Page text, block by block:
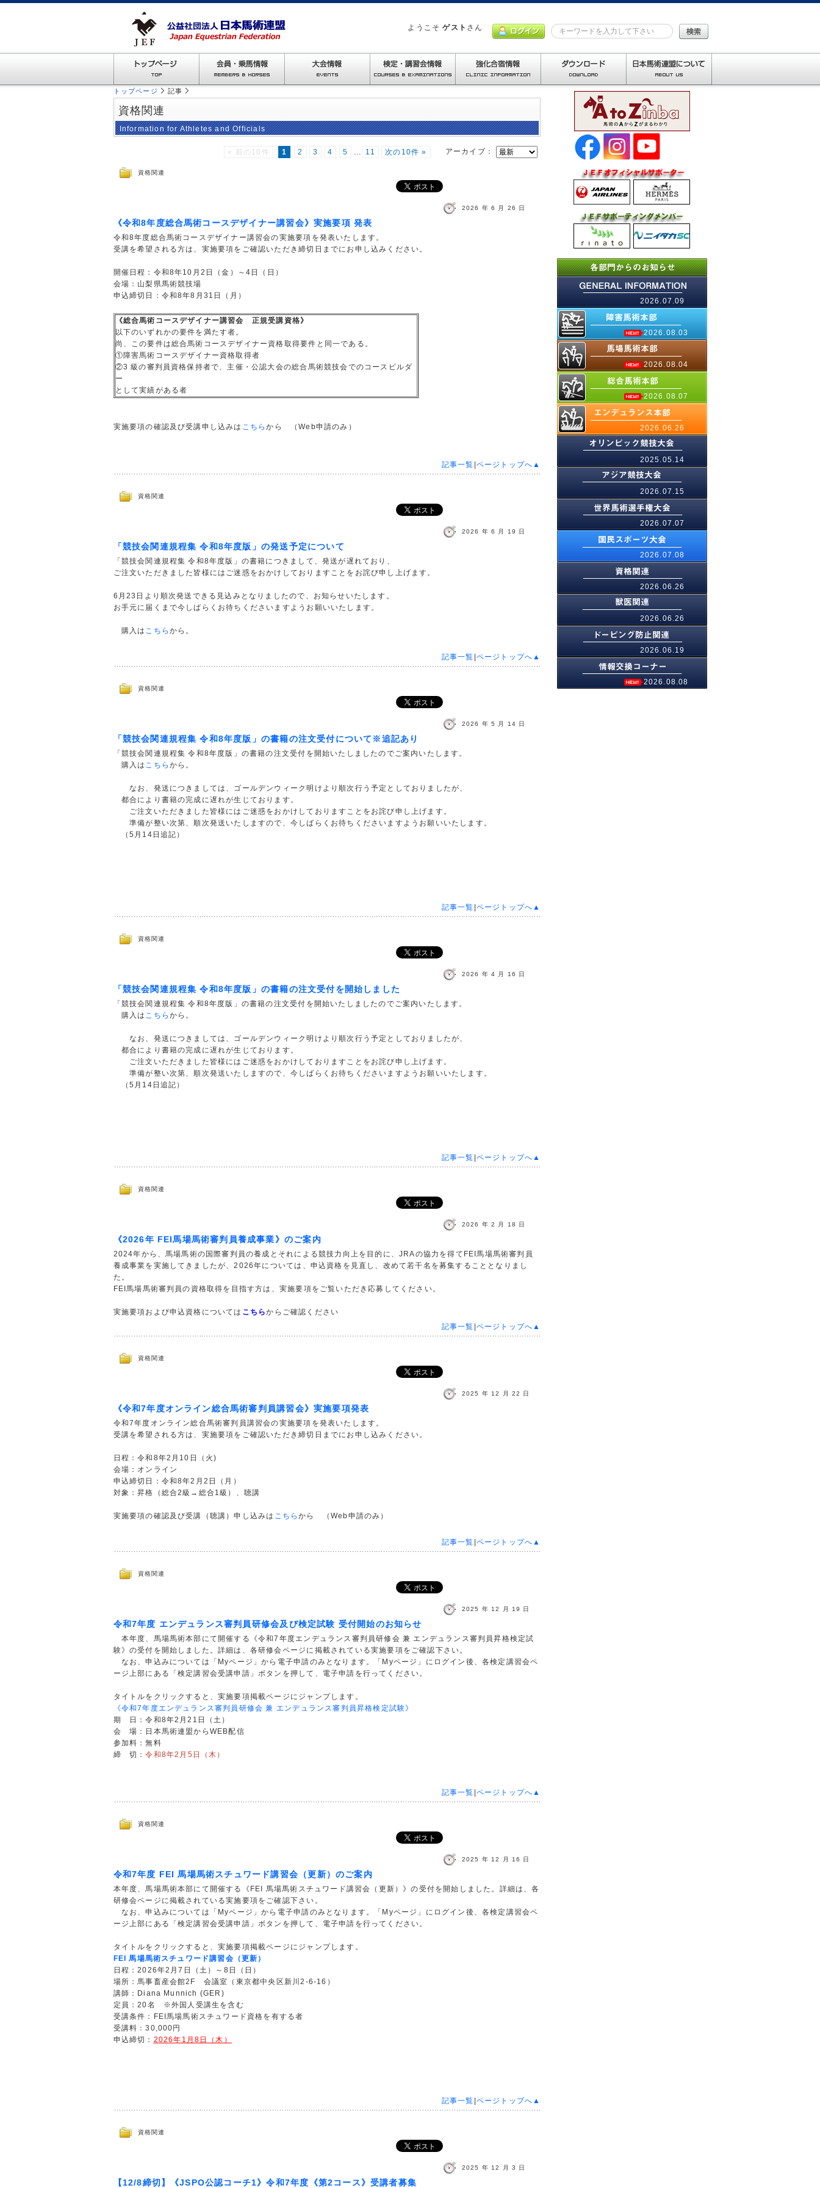
ようこそ ゲスト さん
トップページ 記事
資格関連
Information for Athletes and Officials
« 前の10件 1 2 3 4 5 ... 11 次の10件 » アーカイブ：
資格関連
2026 年 6 月 26 日
《令和8年度総合馬術コースデザイナー講習会》実施要項 発表
令和8年度総合馬術コースデザイナー講習会の実施要項を発表いたします。
受講を希望される方は、実施要項をご確認いただき締切日までにお申し込みください。
開催日程：令和8年10月2日（金）～4日（日）
会場：山梨県馬術競技場
申込締切日：令和8年8月31日（月）
《総合馬術コースデザイナー講習会 正規受講資格》
以下のいずれかの要件を満たす者。
尚、この要件は総合馬術コースデザイナー資格取得要件と同一である。
①障害馬術コースデザイナー資格取得者
②3 級の審判員資格保持者で、主催・公認大会の総合馬術競技会でのコースビルダ
ー
として実績がある者
実施要項の確認及び受講申し込みは こちらから （Web申請のみ）
記事一覧 ページトップへ▲
資格関連
2026 年 6 月 19 日
「競技会関連規程集 令和8年度版」の発送予定について
「競技会関連規程集 令和8年度版」の書籍につきまして、発送が遅れており、
ご注文いただきました皆様にはご迷惑をおかけしておりますことをお詫び申し上げます。
6月23日より順次発送できる見込みとなりましたので、お知らせいたします。
お手元に届くまで今しばらくお待ちくださいますようお願いいたします。
購入は こちら から。
記事一覧 ページトップへ▲
資格関連
2026 年 5 月 14 日
「競技会関連規程集 令和8年度版」の書籍の注文受付について※追記あり
「競技会関連規程集 令和8年度版」の書籍の注文受付を開始いたしましたのでご案内いたします。
購入は こちら から。
なお、発送につきましては、ゴールデンウィーク明けより順次行う予定としておりましたが、
都合により書籍の完成に遅れが生じております。
ご注文いただきました皆様にはご迷惑をおかけしておりますことをお詫び申し上げます。
準備が整い次第、順次発送いたしますので、今しばらくお待ちくださいますようお願いいたします。
（5月14日追記）
記事一覧 ページトップへ▲
資格関連
2026 年 4 月 16 日
「競技会関連規程集 令和8年度版」の書籍の注文受付を開始しました
「競技会関連規程集 令和8年度版」の書籍の注文受付を開始いたしましたのでご案内いたします。
購入は こちら から。
なお、発送につきましては、ゴールデンウィーク明けより順次行う予定としておりましたが、
都合により書籍の完成に遅れが生じております。
ご注文いただきました皆様にはご迷惑をおかけしておりますことをお詫び申し上げます。
準備が整い次第、順次発送いたしますので、今しばらくお待ちくださいますようお願いいたします。
（5月14日追記）
記事一覧 ページトップへ▲
資格関連
2026 年 2 月 18 日
《2026年 FEI馬場馬術審判員養成事業》のご案内
2024年から、馬場馬術の国際審判員の養成とそれによる競技力向上を目的に、JRAの協力を得てFEI馬場馬術審判員
養成事業を実施してきましたが、2026年については、申込資格を見直し、改めて若干名を募集することとなりまし
た。
FEI馬場馬術審判員の資格取得を目指す方は、実施要項をご覧いただき応募してください。
実施要項および申込資格については こちらからご確認ください
記事一覧 ページトップへ▲
資格関連
2025 年 12 月 22 日
《令和7年度オンライン総合馬術審判員講習会》実施要項発表
令和7年度オンライン総合馬術審判員講習会の実施要項を発表いたします。
受講を希望される方は、実施要項をご確認いただき締切日までにお申し込みください。
日程：令和8年2月10日（火)
会場：オンライン
申込締切日：令和8年2月2日（月）
対象：昇格（総合2級→総合1級）、聴講
実施要項の確認及び受講（聴講）申し込みは こちらから （Web申請のみ）
記事一覧 ページトップへ▲
資格関連
2025 年 12 月 19 日
令和7年度 エンデュランス審判員研修会及び検定試験 受付開始のお知らせ
本年度、馬場馬術本部にて開催する《令和7年度エンデュランス審判員研修会 兼 エンデュランス審判員昇格検定試
験》の受付を開始しました。詳細は、各研修会ページに掲載されている実施要項をご確認下さい。
なお、申込みについては「Myページ」から電子申請のみとなります。「Myページ」にログイン後、各検定講習会ペ
ージ上部にある「検定講習会受講申請」ボタンを押して、電子申請を行ってください。
タイトルをクリックすると、実施要項掲載ページにジャンプします。
《令和7年度エンデュランス審判員研修会 兼 エンデュランス審判員昇格検定試験》
期 日：令和8年2月21日（土）
会 場：日本馬術連盟からWEB配信
参加料：無料
締 切：令和8年2月5日（木）
記事一覧 ページトップへ▲
資格関連
2025 年 12 月 16 日
令和7年度 FEI 馬場馬術スチュワード講習会（更新）のご案内
本年度、馬場馬術本部にて開催する《FEI 馬場馬術スチュワード講習会（更新）》の受付を開始しました。詳細は、各
研修会ページに掲載されている実施要項をご確認下さい。
なお、申込みについては「Myページ」から電子申請のみとなります。「Myページ」にログイン後、各検定講習会ペ
ージ上部にある「検定講習会受講申請」ボタンを押して、電子申請を行ってください。
タイトルをクリックすると、実施要項掲載ページにジャンプします。
FEI 馬場馬術スチュワード講習会（更新）
日程：2026年2月7日（土）～8日（日）
場所：馬事畜産会館2F 会議室（東京都中央区新川2-6-16）
講師：Diana Munnich (GER)
定員：20名 ※外国人受講生を含む
受講条件：FEI馬場馬術スチュワード資格を有する者
受講料：30,000円
申込締切： 2026年1月8日（木）
記事一覧 ページトップへ▲
資格関連
2025 年 12 月 3 日
【12/8締切】《JSPO公認コーチ1》令和7年度《第2コース》受講者募集
2026.07.09
2026.08.03
2026.08.04
2026.08.07
2026.06.26
2025.05.14
2026.07.15
2026.07.07
2026.07.08
2026.06.26
2026.06.26
2026.06.19
2026.08.08